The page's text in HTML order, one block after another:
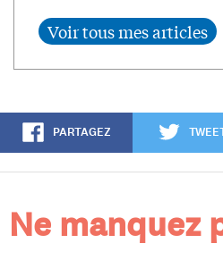
PARTAGEZ
Ne manquez